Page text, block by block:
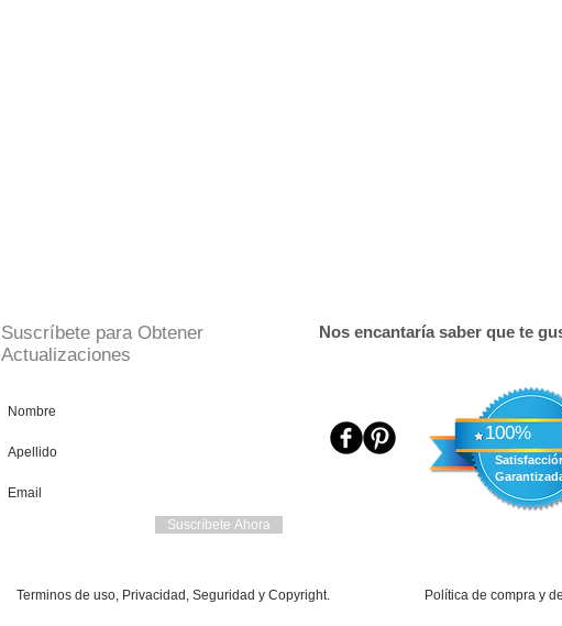
Suscríbete para Obtener
Actualizaciones
Suscríbete Ahora
Nos encantaría saber que te
​100%
Terminos de uso, Privacidad, Seguridad y Copyright. Política de compra y